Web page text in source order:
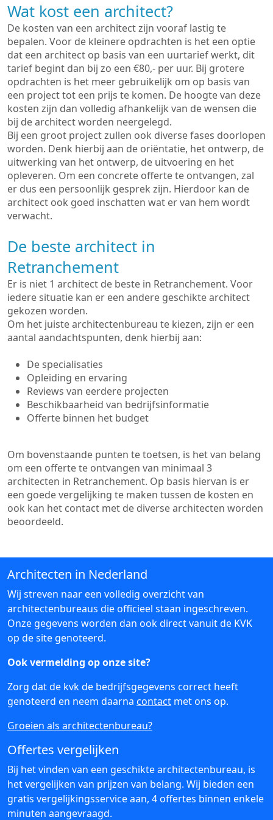
Wat kost een architect?
De kosten van een architect zijn vooraf lastig te
bepalen. Voor de kleinere opdrachten is het een optie
dat een architect op basis van een uurtarief werkt, dit
tarief begint dan bij zo een €80,- per uur. Bij grotere
opdrachten is het meer gebruikelijk om op basis van
een project tot een prijs te komen. De hoogte van deze
kosten zijn dan volledig afhankelijk van de wensen die
bij de architect worden neergelegd.
Bij een groot project zullen ook diverse fases doorlopen
worden. Denk hierbij aan de oriëntatie, het ontwerp, de
uitwerking van het ontwerp, de uitvoering en het
opleveren. Om een concrete offerte te ontvangen, zal
er dus een persoonlijk gesprek zijn. Hierdoor kan de
architect ook goed inschatten wat er van hem wordt
verwacht.
De beste architect in
Retranchement
Er is niet 1 architect de beste in Retranchement. Voor
iedere situatie kan er een andere geschikte architect
gekozen worden.
Om het juiste architectenbureau te kiezen, zijn er een
aantal aandachtspunten, denk hierbij aan:
De specialisaties
Opleiding en ervaring
Reviews van eerdere projecten
Beschikbaarheid van bedrijfsinformatie
Offerte binnen het budget
Om bovenstaande punten te toetsen, is het van belang
om een offerte te ontvangen van minimaal 3
architecten in Retranchement. Op basis hiervan is er
een goede vergelijking te maken tussen de kosten en
ook kan het contact met de diverse architecten worden
beoordeeld.
Architecten in Nederland
Wij streven naar een volledig overzicht van
architectenbureaus die officieel staan ingeschreven.
Onze gegevens worden dan ook direct vanuit de KVK
op de site genoteerd.
Ook vermelding op onze site?
Zorg dat de kvk de bedrijfsgegevens correct heeft
genoteerd en neem daarna contact met ons op.
Groeien als architectenbureau?
Offertes vergelijken
Bij het vinden van een geschikte architectenbureau, is
het vergelijken van prijzen van belang. Wij bieden een
gratis vergelijkingsservice aan, 4 offertes binnen enkele
minuten aangevraagd.